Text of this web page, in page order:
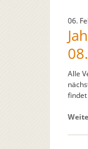
06.
Alle
findet